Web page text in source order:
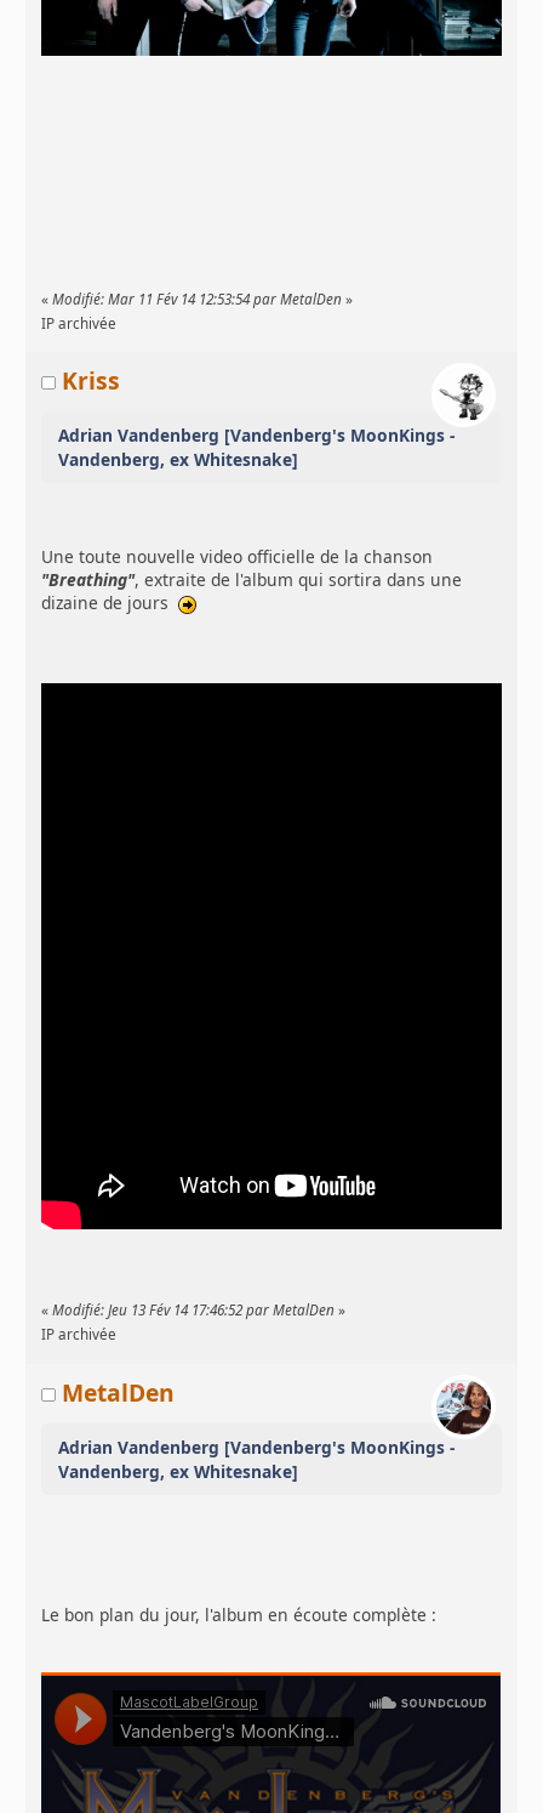
«Modifié: Mar 11 Fév 14 12:53:54 par MetalDen »
IP archivée
Kriss
Adrian Vandenberg [Vandenberg's MoonKings -
Vandenberg, ex Whitesnake]
Une toute nouvelle video officielle de la chanson
"Breathing", extraite de l'album qui sortira dans une
dizaine de jours
«Modifié: Jeu 13 Fév 14 17:46:52 par MetalDen »
IP archivée
MetalDen
Adrian Vandenberg [Vandenberg's MoonKings -
Vandenberg, ex Whitesnake]
Le bon plan du jour, l'album en écoute complète :